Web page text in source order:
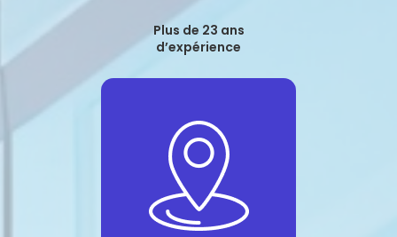
Plus de 23 ans
d’expérience